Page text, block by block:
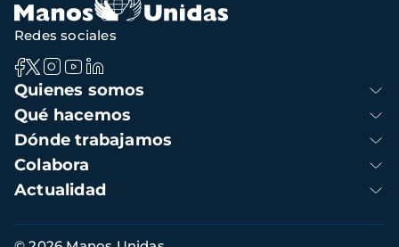
Navegación
principal
Quienes somos
Qué hacemos
Dónde trabajamos
Colabora
Actualidad
Redes sociales